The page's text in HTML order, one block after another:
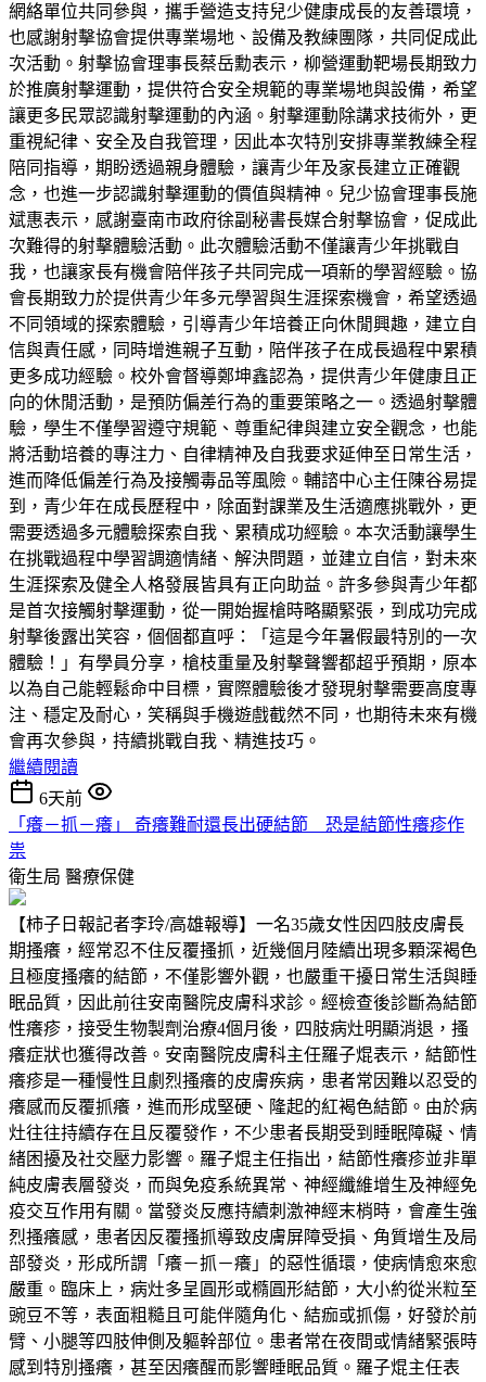
網絡單位共同參與，攜手營造支持兒少健康成長的友善環境，
也感謝射擊協會提供專業場地、設備及教練團隊，共同促成此
次活動。射擊協會理事長蔡岳勳表示，柳營運動靶場長期致力
於推廣射擊運動，提供符合安全規範的專業場地與設備，希望
讓更多民眾認識射擊運動的內涵。射擊運動除講求技術外，更
重視紀律、安全及自我管理，因此本次特別安排專業教練全程
陪同指導，期盼透過親身體驗，讓青少年及家長建立正確觀
念，也進一步認識射擊運動的價值與精神。兒少協會理事長施
斌惠表示，感謝臺南市政府徐副秘書長媒合射擊協會，促成此
次難得的射擊體驗活動。此次體驗活動不僅讓青少年挑戰自
我，也讓家長有機會陪伴孩子共同完成一項新的學習經驗。協
會長期致力於提供青少年多元學習與生涯探索機會，希望透過
不同領域的探索體驗，引導青少年培養正向休閒興趣，建立自
信與責任感，同時增進親子互動，陪伴孩子在成長過程中累積
更多成功經驗。校外會督導鄭坤鑫認為，提供青少年健康且正
向的休閒活動，是預防偏差行為的重要策略之一。透過射擊體
驗，學生不僅學習遵守規範、尊重紀律與建立安全觀念，也能
將活動培養的專注力、自律精神及自我要求延伸至日常生活，
進而降低偏差行為及接觸毒品等風險。輔諮中心主任陳谷易提
到，青少年在成長歷程中，除面對課業及生活適應挑戰外，更
需要透過多元體驗探索自我、累積成功經驗。本次活動讓學生
在挑戰過程中學習調適情緒、解決問題，並建立自信，對未來
生涯探索及健全人格發展皆具有正向助益。許多參與青少年都
是首次接觸射擊運動，從一開始握槍時略顯緊張，到成功完成
射擊後露出笑容，個個都直呼：「這是今年暑假最特別的一次
體驗！」有學員分享，槍枝重量及射擊聲響都超乎預期，原本
以為自己能輕鬆命中目標，實際體驗後才發現射擊需要高度專
注、穩定及耐心，笑稱與手機遊戲截然不同，也期待未來有機
會再次參與，持續挑戰自我、精進技巧。
繼續閱讀
6天前
「癢－抓－癢」 奇癢難耐還長出硬結節 恐是結節性癢疹作
祟
衛生局 醫療保健
【柿子日報記者李玲/高雄報導】一名35歲女性因四肢皮膚長
期搔癢，經常忍不住反覆搔抓，近幾個月陸續出現多顆深褐色
且極度搔癢的結節，不僅影響外觀，也嚴重干擾日常生活與睡
眠品質，因此前往安南醫院皮膚科求診。經檢查後診斷為結節
性癢疹，接受生物製劑治療4個月後，四肢病灶明顯消退，搔
癢症狀也獲得改善。安南醫院皮膚科主任羅子焜表示，結節性
癢疹是一種慢性且劇烈搔癢的皮膚疾病，患者常因難以忍受的
癢感而反覆抓癢，進而形成堅硬、隆起的紅褐色結節。由於病
灶往往持續存在且反覆發作，不少患者長期受到睡眠障礙、情
緒困擾及社交壓力影響。羅子焜主任指出，結節性癢疹並非單
純皮膚表層發炎，而與免疫系統異常、神經纖維增生及神經免
疫交互作用有關。當發炎反應持續刺激神經末梢時，會產生強
烈搔癢感，患者因反覆搔抓導致皮膚屏障受損、角質增生及局
部發炎，形成所謂「癢－抓－癢」的惡性循環，使病情愈來愈
嚴重。臨床上，病灶多呈圓形或橢圓形結節，大小約從米粒至
豌豆不等，表面粗糙且可能伴隨角化、結痂或抓傷，好發於前
臂、小腿等四肢伸側及軀幹部位。患者常在夜間或情緒緊張時
感到特別搔癢，甚至因癢醒而影響睡眠品質。羅子焜主任表